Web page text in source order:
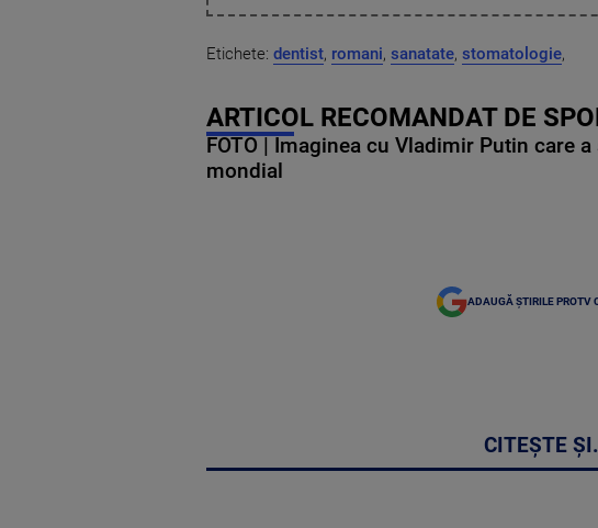
Etichete: dentist, romani, sanatate, stomatologie,
ARTICOL RECOMANDAT DE
FOTO | Imaginea cu Vladimir Putin care
mondial
ADAUGĂ ȘTIRILE PROTV
CITEȘTE